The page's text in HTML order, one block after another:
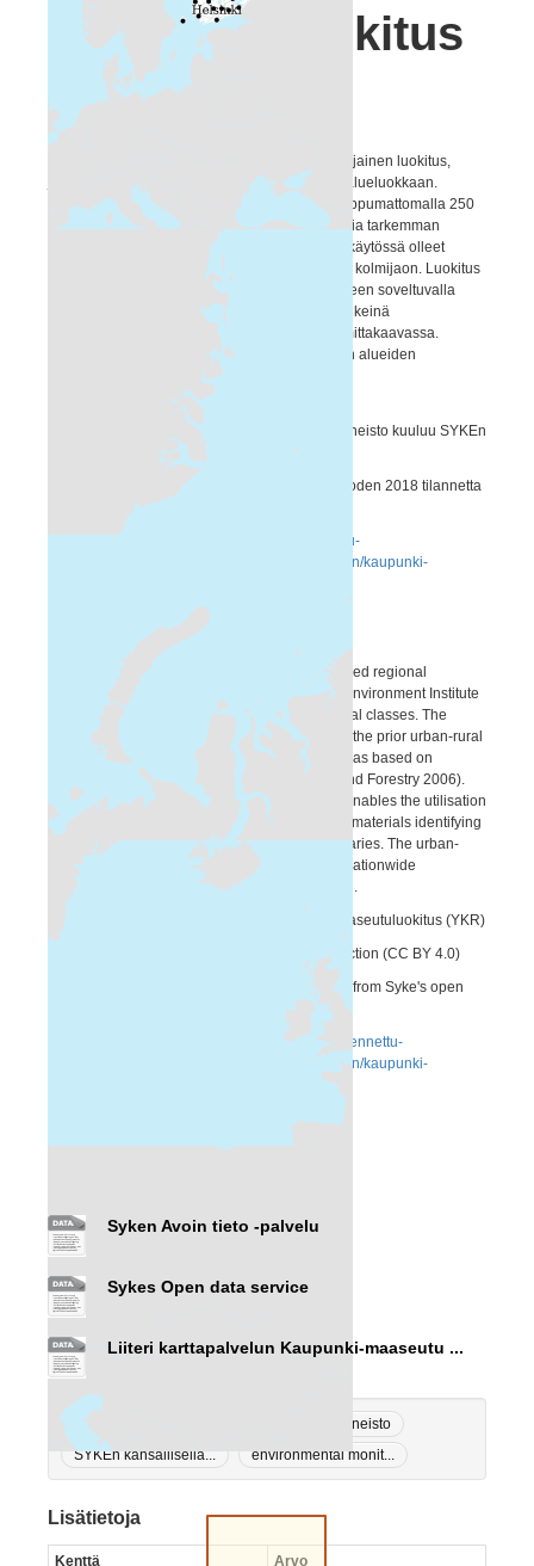
maaseutu-luokitus
(YKR)
Kaupunki-maaseutu-luokitus on paikkatietopohjainen luokitus,
jossa Suomen alueet luokitellaan seitsemään alueluokkaan.
Luokitus on toteutettu hallinnollisista rajoista riippumattomalla 250
metrin tilastoruutujaolla, joka mahdollistaa kuntia tarkemman
alueiden luokittelun. Luokitus korvaa aiemmin käytössä olleet
kaupunki-maaseutu-luokituksen ja maaseudun kolmijaon. Luokitus
on muodostettu valtakunnalliseen karttaesitykseen soveltuvalla
yleistystasolla, jossa eri alueluokat erottuvat selkeinä
kokonaisuuksia koko maata kuvaavan kartan mittakaavassa.
Luokituksen avulla saadaan tietoa erityyppisten alueiden
kehityksestä koko maan tasolla.
Alueluokkien kuvaukset ja lisätietoa:
www.ymparisto.fi/kaupunkimaaseutuluokitus Aineisto kuuluu SYKEn
avoimiin aineistoihin (CC BY 4.0).
Luokituksesta on olemassa vuoden 2010 ja vuoden 2018 tilannetta
kuvaavat versiot.
https://www.ymparisto.fi/fi/rakennettu-
ymparisto/kaupunkiseudut-ja-kaupungistuminen/kaupunki-
http://hdl.handle.net/10138/315440
http://hdl.handle.net/10138/135861
The YKR Urban-rural classification is a GIS based regional
classification system produced by the Finnish Environment Institute
(Syke). It structures Finland using seven regional classes. The
Urban-rural classification and its criteria reform the prior urban-rural
regional classification and trisection of rural areas based on
municipal boundaries (Ministry of Agriculture and Forestry 2006).
The regional classification based on GIS data enables the utilisation
of Finland’s extensive and comprehensive GIS materials identifying
various regions regardless of municipal boundaries. The urban-
rural classification makes it possible to gather nationwide
information on regional development in Finland.
The Finnish title of this dataset is Kaupunki-maaseutuluokitus (YKR)
This dataset belongs to Syke’s open data collection (CC BY 4.0)
The YKR Urban-rural classification is available from Syke's open
information service and represents year 2010.
https://www.ymparisto.fi/fi/rakennettu-
ymparisto/kaupunkiseudut-ja-kaupungistuminen/kaupunki-
Syken Avoin tieto -palvelu
Sykes Open data service
Liiteri karttapalvelun Kaupunki-maaseutu ...
Ei-Inspire
Paikkatietoaineisto
SYKEn kansallisella...
environmental monit...
Lisätietoja
Kenttä Arvo